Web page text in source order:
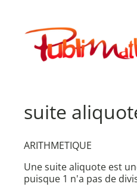
contenuPublimath
suite
ARITHMETIQUE
Une suite aliquote est
puisque 1 n'a pas de